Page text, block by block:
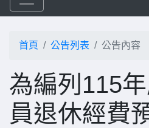
首頁 公告列表 公告內容
為編列115
員退休經費